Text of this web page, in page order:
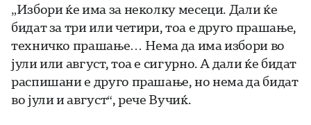
„Избори ќе има за неколку месеци. Дали ќе
бидат за три или четири, тоа е друго прашање,
техничко прашање… Нема да има избори во
јули или август, тоа е сигурно. А дали ќе бидат
распишани е друго прашање, но нема да бидат
во јули и август“, рече Вучиќ.